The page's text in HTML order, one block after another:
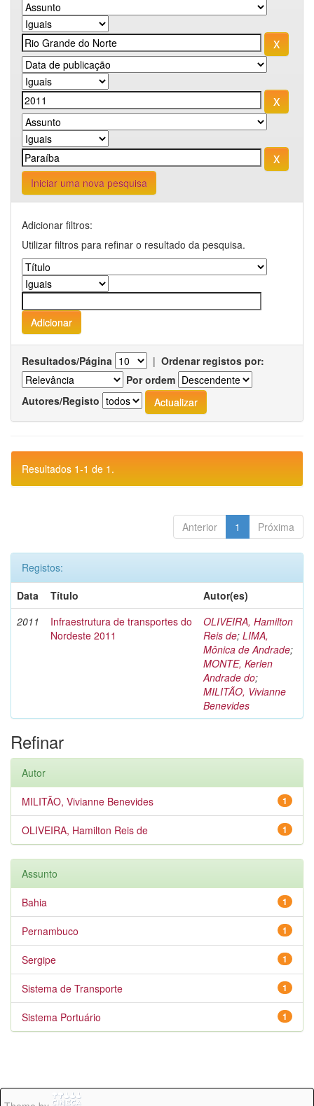
Iniciar uma nova pesquisa
Adicionar filtros:
Utilizar filtros para refinar o resultado da pesquisa.
Resultados/Página | Ordenar registos por:
Por ordem
Autores/Registo
Resultados 1-1 de 1.
Anterior 1 Próxima
Registos:
Data
Título
Autor(es)
2011
Infraestrutura de transportes do
Nordeste 2011
OLIVEIRA, Hamilton
Reis de; LIMA,
Mônica de Andrade;
MONTE, Kerlen
Andrade do;
MILITÃO, Vivianne
Benevides
Refinar
Autor
1
MILITÃO, Vivianne Benevides
1
OLIVEIRA, Hamilton Reis de
Assunto
1
Bahia
1
Pernambuco
1
Sergipe
1
Sistema de Transporte
1
Sistema Portuário